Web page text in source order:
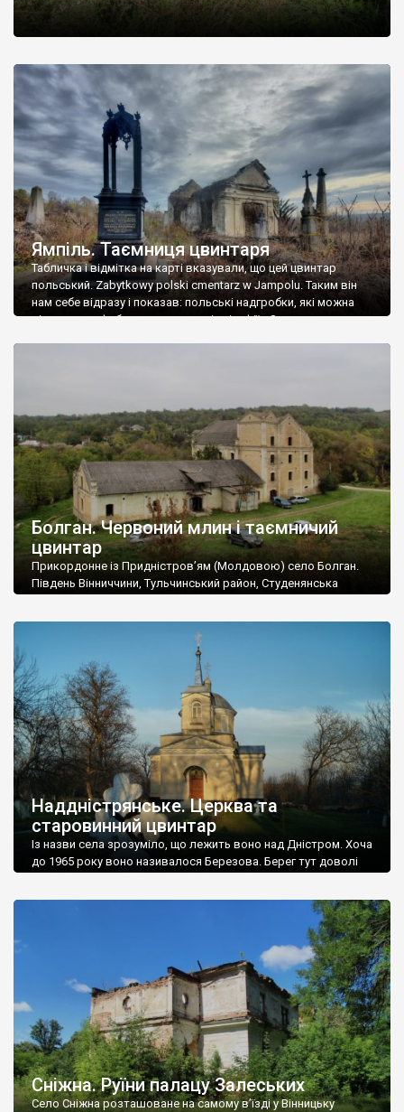
Ямпіль. Таємниця цвинтаря
Табличка і відмітка на карті вказували, що цей цвинтар
польський. Zabytkowy polski cmentarz w Jampolu. Таким він
нам себе відразу і показав: польські надгробки, які можна
віднести до фабричних, польські епітафії… Загалом цвинтар
Болган. Червоний млин і таємничий
цвинтар
Прикордонне із Придністров’ям (Молдовою) село Болган.
Південь Вінниччини, Тульчинський район, Студенянська
старовинний цвинтар із кам’яними хрестами. Всі епітафії, які
збереглися, написані кирилицею, церковнослов’янською
мовою. За всіма традиційними ознаками – цвинтар
український. Хрести датуються 19 століттям. У 1924-1940
роках Болган […]
Наддністрянське. Церква та
старовинний цвинтар
Із назви села зрозуміло, що лежить воно над Дністром. Хоча
до 1965 року воно називалося Березова. Берег тут доволі
Наддністрянське відрізняється від більшості навколишніх
сіл. У селі є мурована Михайлівська церква. Точної дати […]
Сніжна. Руїни палацу Залеських
Село Сніжна розташоване на самому в’їзді у Вінницьку